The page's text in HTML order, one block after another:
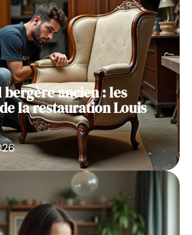
bergère ancien : les
la restauration Louis